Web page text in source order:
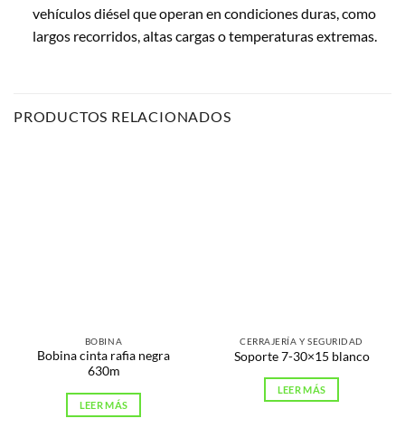
vehículos diésel que operan en condiciones duras, como
largos recorridos, altas cargas o temperaturas extremas.
PRODUCTOS RELACIONADOS
BOBINA
Bobina cinta rafia negra
630m
LEER MÁS
CERRAJERÍA Y SEGURIDAD
Soporte 7-30×15 blanco
LEER MÁS